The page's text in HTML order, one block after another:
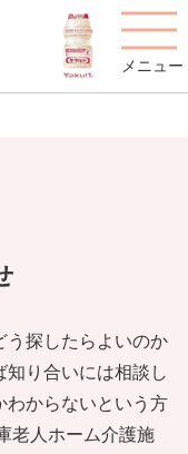
メニュー
ご質問
う探したらよいのか
知り合いには相談し
わからないという方
老人ホーム介護施